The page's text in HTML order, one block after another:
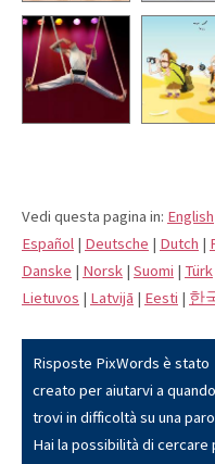
Vedi questa pagina in: English
Español | Deutsche | Dutch |
Danske | Norsk | Suomi | Türk
Lietuvos | Latvijā | Eesti | 한
Risposte PixWords è stato
creato per aiutarvi a
trovi in difficoltà su una
Hai la possibilità di cercare